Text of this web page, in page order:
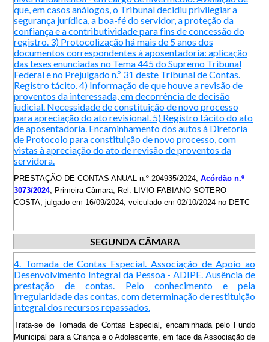
que, em casos análogos, o Tribunal decidiu privilegiar a
segurança jurídica, a boa-fé do servidor, a proteção da
confiança e a contributividade para fins de concessão do
registro. 3) Protocolização há mais de 5 anos dos
documentos correspondentes à aposentadoria: aplicação
das teses enunciadas no Tema 445 do Supremo Tribunal
Federal e no Prejulgado n.º 31 deste Tribunal de Contas.
Registro tácito. 4) Informação de que houve a revisão de
proventos da interessada, em decorrência de decisão
judicial. Necessidade de constituição de novo processo
para apreciação do ato revisional. 5) Registro tácito do ato
de aposentadoria. Encaminhamento dos autos à Diretoria
de Protocolo para constituição de novo processo, com
vistas à apreciação do ato de revisão de proventos da
servidora.
PRESTAÇÃO DE CONTAS ANUAL n.º 204935/2024, Acórdão n.º
3073/2024, Primeira Câmara, Rel. LIVIO FABIANO SOTERO
COSTA, julgado em 16/09/2024, veiculado em 02/10/2024 no DETC
SEGUNDA CÂMARA
4. Tomada de Contas Especial. Associação de Apoio ao
Desenvolvimento Integral da Pessoa - ADIPE. Ausência de
prestação de contas. Pelo conhecimento e pela
irregularidade das contas, com determinação de restituição
integral dos recursos repassados.
Trata-se de Tomada de Contas Especial, encaminhada pelo Fundo
Municipal para a Criança e o Adolescente, em face da Associação de